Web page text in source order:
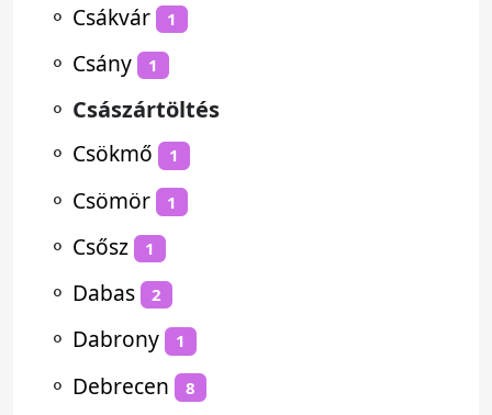
⚬ Csákvár 1
⚬ Csány 1
⚬ Császártöltés
⚬ Csökmő 1
⚬ Csömör 1
⚬ Csősz 1
⚬ Dabas 2
⚬ Dabrony 1
⚬ Debrecen 8